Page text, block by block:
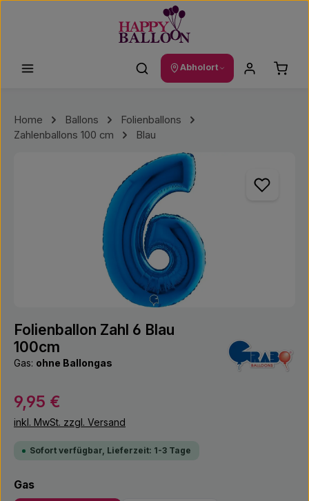
Abholort
Home Ballons
Folienballons
Zahlenballons 100 cm
Blau
Folienballon Zahl 6 Blau
100cm
Gas: ohne Ballongas
Regulärer Preis:
9,95 €
inkl. MwSt. zzgl. Versand
Sofort verfügbar, Lieferzeit: 1-3 Tage
Gasauswählen